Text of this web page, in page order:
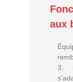
aux
3,